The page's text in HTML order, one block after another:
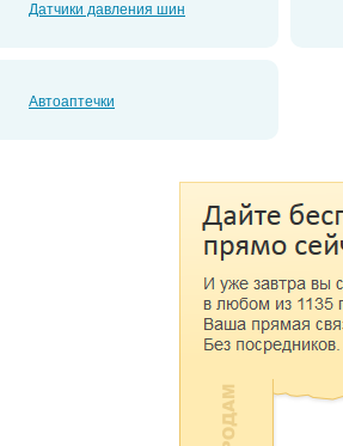
Датчики давления шин
Автоаптечки